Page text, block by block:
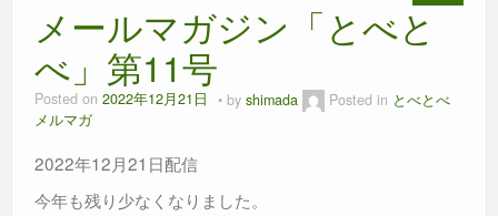
メールマガジン「とべと
べ」第11号
Posted on 2022年12月21日 by shimada Posted in とべとべ
メルマガ
2022年12月21日配信
今年も残り少なくなりました。